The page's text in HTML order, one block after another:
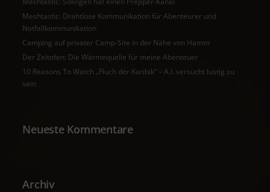
Meshtastic: Drahtlose Kommunikation für Abenteurer und
Notfallkommunikation
Camping auf privater Camp-Site in der Nähe von Hamm
Der Zeltofen: Die Wärmequelle für meine Abenteuer
10 Reasons To Watch „Fluch der Karibik“ – A.I. versucht lustig zu
sein
Neueste Kommentare
Archiv